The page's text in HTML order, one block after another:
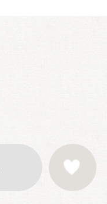
お気に入りに登